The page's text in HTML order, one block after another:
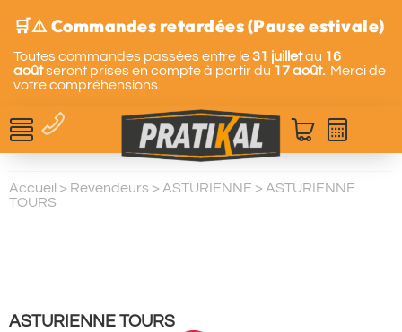
🛒⚠️ Commandes retardées (Pause estivale)
Toutes commandes passées entre le31 juilletau 16
aoûtseront prises en compte à partir du 17 août. Merci de
votre compréhensions.
Accueil > Revendeurs > ASTURIENNE > ASTURIENNE
TOURS
ASTURIENNE TOURS